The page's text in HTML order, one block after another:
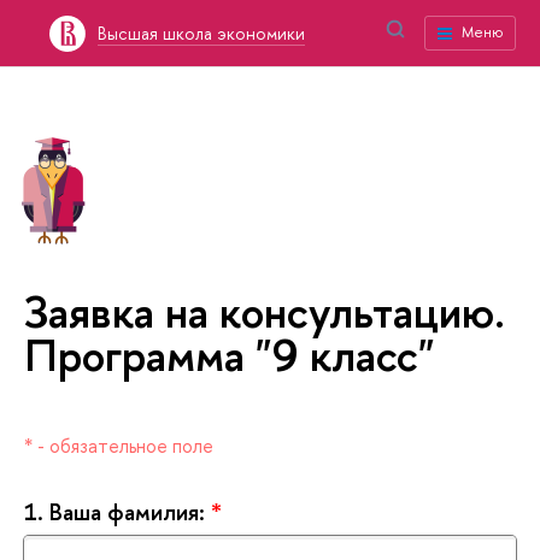
ысшая школа экономики Меню
Заявка на консультацию.
Программа "9 класс"
* - обязательное поле
1. аша фамилия: *